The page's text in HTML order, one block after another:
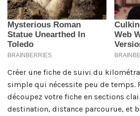
Créer une fiche de suivi du
simple qui nécessite peu de temps.
découpez votre fiche en sections
destination, distance parcourue, et